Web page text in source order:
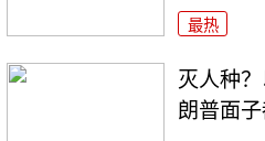
最热
灭人种
朗普面子